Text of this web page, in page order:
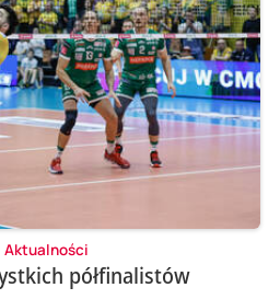
Aktualności
półfinalistów